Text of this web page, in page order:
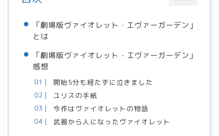
「劇場版ヴァイオレット・エヴァーガーデン」
とは
「劇場版ヴァイオレット・エヴァーガーデン」
感想
開始5分も経たずに泣きました
ユリスの手紙
今作はヴァイオレットの物語
武器から人になったヴァイオレット